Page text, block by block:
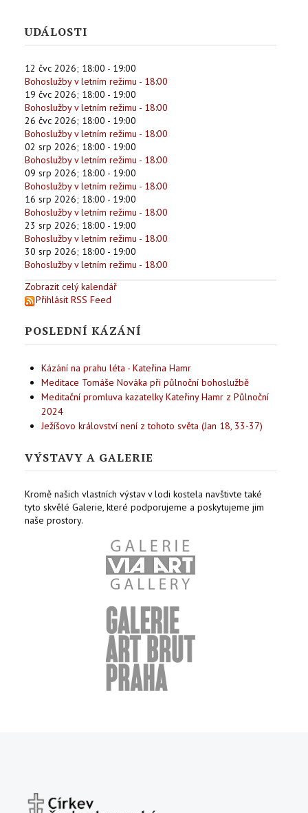
UDÁLOSTI
12 čvc 2026; 18:00 - 19:00
Bohoslužby v letním režimu - 18:00
19 čvc 2026; 18:00 - 19:00
Bohoslužby v letním režimu - 18:00
26 čvc 2026; 18:00 - 19:00
Bohoslužby v letním režimu - 18:00
02 srp 2026; 18:00 - 19:00
Bohoslužby v letním režimu - 18:00
09 srp 2026; 18:00 - 19:00
Bohoslužby v letním režimu - 18:00
16 srp 2026; 18:00 - 19:00
Bohoslužby v letním režimu - 18:00
23 srp 2026; 18:00 - 19:00
Bohoslužby v letním režimu - 18:00
30 srp 2026; 18:00 - 19:00
Bohoslužby v letním režimu - 18:00
Zobrazit celý kalendář
Přihlásit RSS Feed
POSLEDNÍ KÁZÁNÍ
Kázání na prahu léta - Kateřina Hamr
Meditace Tomáše Nováka při půlnoční bohoslužbě
Meditační promluva kazatelky Kateřiny Hamr z Půlnoční
2024
Ježíšovo království není z tohoto světa (Jan 18, 33-37)
VÝSTAVY A GALERIE
Kromě našich vlastních výstav v lodi kostela navštivte také
tyto skvělé Galerie, které podporujeme a poskytujeme jim
naše prostory.